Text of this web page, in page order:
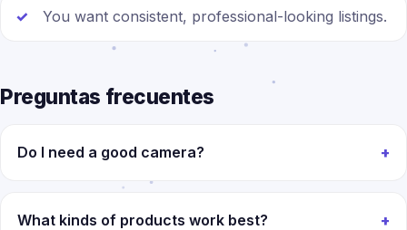
You want consistent, professional-looking listings.
Preguntas frecuentes
Do I need a good camera?
What kinds of products work best?